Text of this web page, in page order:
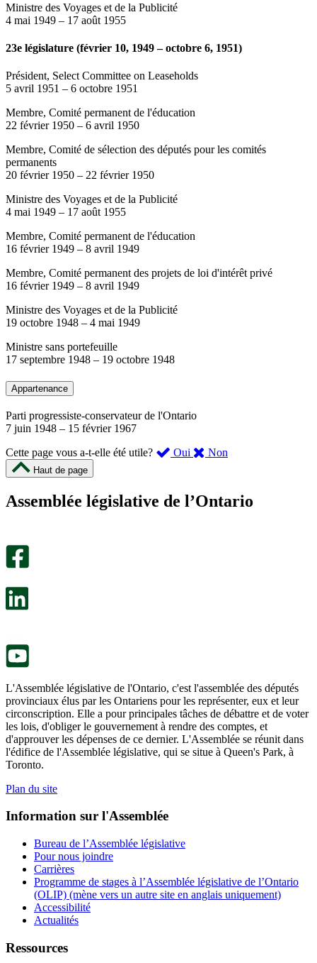
Ministre des Voyages et de la Publicité
4 mai 1949 – 17 août 1955
23e législature (février 10, 1949 – octobre 6, 1951)
Président, Select Committee on Leaseholds
5 avril 1951 – 6 octobre 1951
Membre, Comité permanent de l'éducation
22 février 1950 – 6 avril 1950
Membre, Comité de sélection des députés pour les comités
permanents
20 février 1950 – 22 février 1950
Ministre des Voyages et de la Publicité
4 mai 1949 – 17 août 1955
Membre, Comité permanent de l'éducation
16 février 1949 – 8 avril 1949
Membre, Comité permanent des projets de loi d'intérêt privé
16 février 1949 – 8 avril 1949
Ministre des Voyages et de la Publicité
19 octobre 1948 – 4 mai 1949
Ministre sans portefeuille
17 septembre 1948 – 19 octobre 1948
Appartenance
Parti progressiste-conservateur de l'Ontario
7 juin 1948 – 15 février 1967
Cette page vous a-t-elle été utile?
Oui ,
été
Non
m’a
Haut de page
Assemblée législative de l’Ontario
L'Assemblée législative de l'Ontario, c'est l'assemblée des députés
provinciaux élus par les Ontariens pour les représenter, eux et leur
circonscription. Elle a pour principales tâches de débattre et de voter
les lois, d'obliger le gouvernement à rendre des comptes, et
d'approuver les dépenses de ce dernier. L'Assemblée se réunit dans
l'édifice de l'Assemblée législative, qui se situe à Queen's Park, à
Toronto.
Plan du site
Information sur l'Assemblée
Bureau de l’Assemblée législative
Pour nous joindre
Carrières
Programme de stages à l’Assemblée législative de l’Ontario
(OLIP) (mène vers un autre site en anglais uniquement)
Accessibilité
Actualités
Ressources